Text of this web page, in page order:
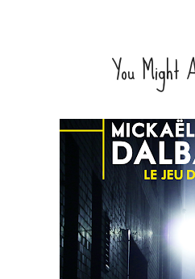
You Might